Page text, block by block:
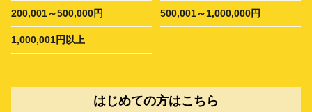
200,001～500,000円 500,001～1,000,000円
1,000,001円以上
はじめての方はこちら